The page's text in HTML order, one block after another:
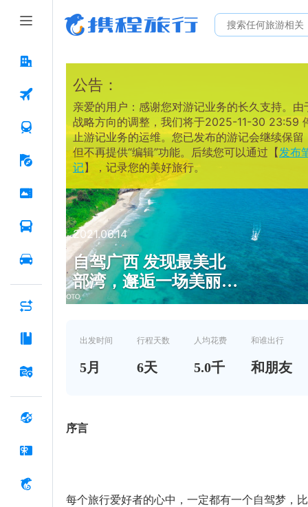
公告：
亲爱的用户：感谢您对游记业务的长久支持。由
战略方向的调整，我们将于2025-11-30 23:59
止游记业务的运维。您已发布的游记会继续保留
但不再提供“编辑”功能。后续您可以通过【发布
记】，记录您的美好旅行。
2021.06.14
自驾广西 发现最美北
部湾，邂逅一场美丽的
日落
出发时间
5月
行程天数
6天
人均花费
5.0千
和谁出行
和朋友
序言
每个旅行爱好者的心中，一定都有一个自驾梦，